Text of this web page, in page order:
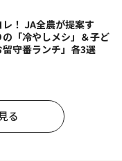
！ JA全農が提案す
「冷やしメシ」＆子ど
守番ランチ」各3選
る